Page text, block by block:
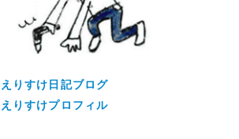
えりすけ日記ブログ
えりすけプロフィル